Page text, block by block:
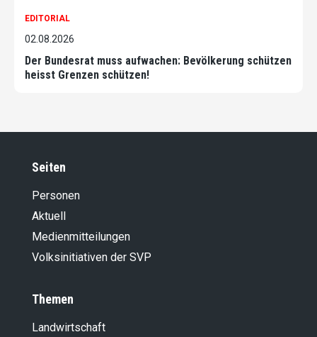
EDITORIAL
02.08.2026
Der Bundesrat muss aufwachen: Bevölkerung schützen
heisst Grenzen schützen!
Seiten
Personen
Aktuell
Medienmitteilungen
Volksinitiativen der SVP
Themen
Landwirt­schaft